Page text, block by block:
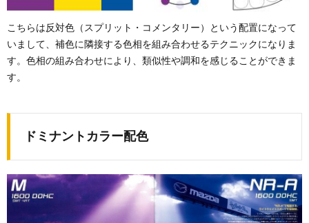
こちらは反対色（スプリット・コメンタリー）という配置になって
いまして、補色に隣接する色相を組み合わせるテクニックになりま
す。色相の組み合わせにより、類似性や調和を感じることができま
す。
ドミナントカラー配色